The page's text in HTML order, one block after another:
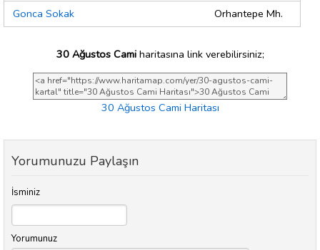
Gonca Sokak
Orhantepe Mh.
30 Ağustos Camiharitasına link verebilirsiniz;
30 Ağustos Cami Haritası
Yorumunuzu Paylaşın
İsminiz
Yorumunuz